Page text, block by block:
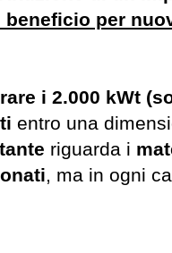
per
i 2.000 kWt
entro una
riguarda i
, ma in ogni